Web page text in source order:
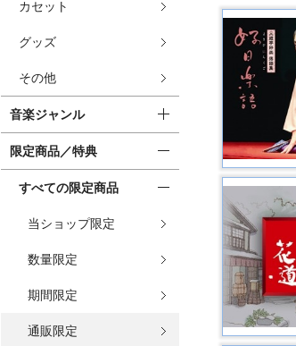
カセット
グッズ
その他
音楽ジャンル
限定商品／特典
すべての限定商品
当ショップ限定
数量限定
期間限定
通販限定